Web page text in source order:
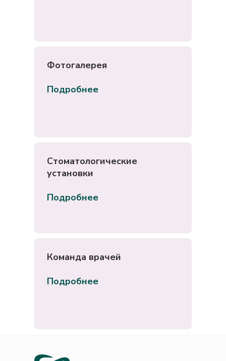
Фотогалерея
Подробнее
Стоматологические
установки
Подробнее
Команда врачей
Подробнее